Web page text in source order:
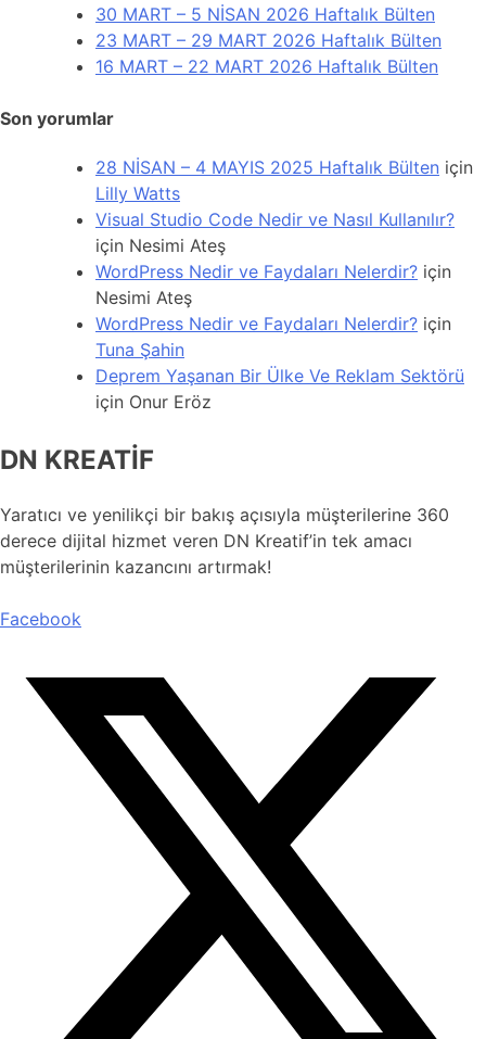
30 MART – 5 NİSAN 2026 Haftalık Bülten
23 MART – 29 MART 2026 Haftalık Bülten
16 MART – 22 MART 2026 Haftalık Bülten
Son yorumlar
28 NİSAN – 4 MAYIS 2025 Haftalık Bülten için
Lilly Watts
Visual Studio Code Nedir ve Nasıl Kullanılır?
için Nesimi Ateş
WordPress Nedir ve Faydaları Nelerdir? için
Nesimi Ateş
WordPress Nedir ve Faydaları Nelerdir? için
Tuna Şahin
Deprem Yaşanan Bir Ülke Ve Reklam Sektörü
için Onur Eröz
DN KREATİF
Yaratıcı ve yenilikçi bir bakış açısıyla müşterilerine 360
derece dijital hizmet veren DN Kreatif’in tek amacı
müşterilerinin kazancını artırmak!
Facebook